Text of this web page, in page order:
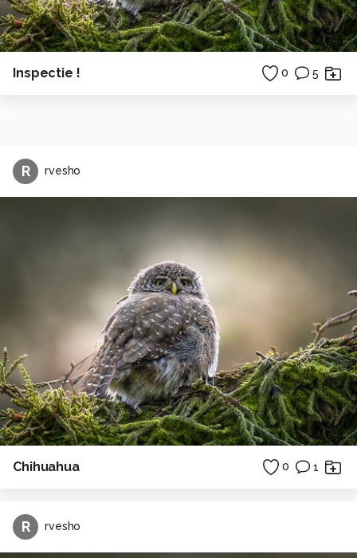
Inspectie ! 0 5
R rvesho
Chihuahua 0 1
R rvesho